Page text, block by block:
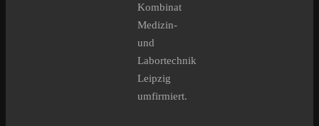
Kombinat
Medizin-
und
Labortechnik
Leipzig
umfirmiert.